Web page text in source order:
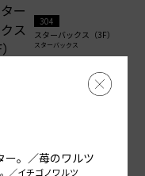
304
スターバックス（3F）
スターバックス
21:00 ラストイン 21:00 ラスト
MORE
ー。／苺のワルツ
／イチゴノワルツ